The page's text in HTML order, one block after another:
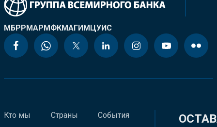
МБРРМАРМФКМАГИМЦУИС
Кто мы Страны События